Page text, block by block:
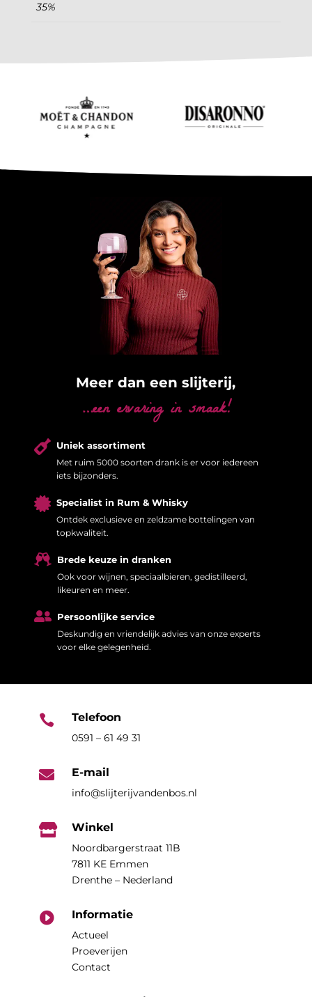
35%
Meer dan een slijterij,
…een ervaring in smaak!
 Uniek assortiment
Met ruim 5000 soorten drank is er voor iedereen
iets bijzonders.
 Specialist in Rum & Whisky
Ontdek exclusieve en zeldzame bottelingen van
topkwaliteit.
 Brede keuze in dranken
Ook voor wijnen, speciaalbieren, gedistilleerd,
likeuren en meer.
 Persoonlijke service
Deskundig en vriendelijk advies van onze experts
voor elke gelegenheid.
 Telefoon
0591 – 61 49 31
 E-mail
info@slijterijvandenbos.nl
 Winkel
Noordbargerstraat 11B
7811 KE Emmen
Drenthe – Nederland
 Informatie
Actueel
Proeverijen
Contact